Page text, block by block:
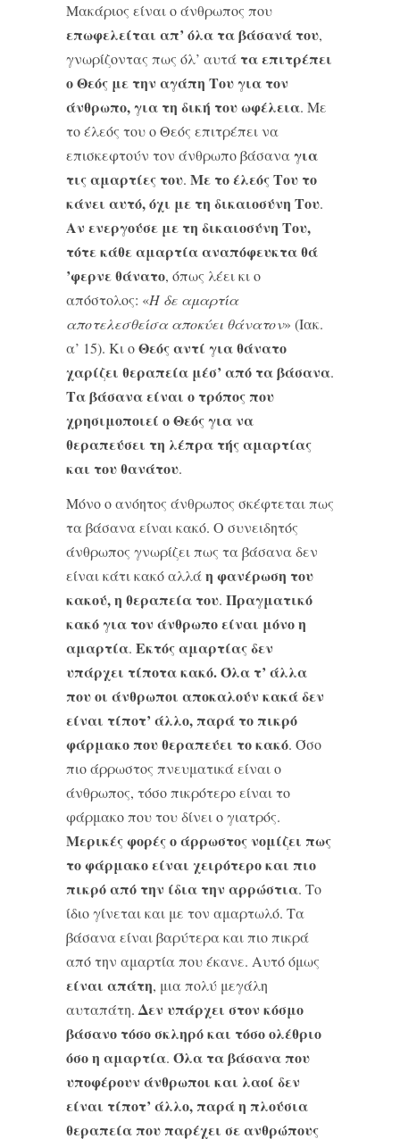
Μακάριος είναι ο άνθρωπος που
επωφελείται απ’ όλα τα βάσανά του,
γνωρίζοντας πως όλ’ αυτά τα επιτρέπει
ο Θεός με την αγάπη Του για τον
άνθρωπο, για τη δική του ωφέλεια. Με
το έλεός του ο Θεός επιτρέπει να
επισκεφτούν τον άνθρωπο βάσαναγια
τις αμαρτίες του. Με το έλεός Του το
κάνει αυτό, όχι με τη δικαιοσύνη Του.
Αν ενεργούσε με τη δικαιοσύνη Του,
τότε κάθε αμαρτία αναπόφευκτα θά
’φερνε θάνατο, όπως λέει κι ο
απόστολος: «Η δε αμαρτία
αποτελεσθείσα αποκύει θάνατον» (Ιακ.
α’ 15). Κι οΘεός αντί για θάνατο
χαρίζει θεραπεία μέσ’ από τα βάσανα.
Τα βάσανα είναι ο τρόπος που
χρησιμοποιεί ο Θεός για να
θεραπεύσει τη λέπρα τής αμαρτίας
και του θανάτου.
Μόνο ο ανόητος άνθρωπος σκέφτεται πως
τα βάσανα είναι κακό. Ο συνειδητός
άνθρωπος γνωρίζει πως τα βάσανα δεν
είναι κάτι κακό αλλάη φανέρωση του
κακού, η θεραπεία του. Πραγματικό
κακό για τον άνθρωπο είναι μόνο η
αμαρτία. Εκτός αμαρτίας δεν
υπάρχει τίποτα κακό. Όλα τ’ άλλα
που οι άνθρωποι αποκαλούν κακά δεν
είναι τίποτ’ άλλο, παρά το πικρό
φάρμακο που θεραπεύει το κακό. Όσο
πιο άρρωστος πνευματικά είναι ο
άνθρωπος, τόσο πικρότερο είναι το
φάρμακο που του δίνει ο γιατρός.
Μερικές φορές ο άρρωστος νομίζει πως
το φάρμακο είναι χειρότερο και πιο
πικρό από την ίδια την αρρώστια. Το
ίδιο γίνεται και με τον αμαρτωλό. Τα
βάσανα είναι βαρύτερα και πιο πικρά
από την αμαρτία που έκανε. Αυτό όμως
είναι απάτη, μια πολύ μεγάλη
αυταπάτη.Δεν υπάρχει στον κόσμο
βάσανο τόσο σκληρό και τόσο ολέθριο
όσο η αμαρτία. Όλα τα βάσανα που
υποφέρουν άνθρωποι και λαοί δεν
είναι τίποτ’ άλλο, παρά η πλούσια
θεραπεία που παρέχει σε ανθρώπους